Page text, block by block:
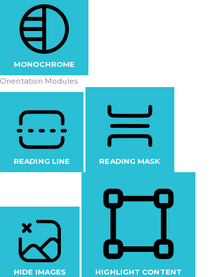
MONOCHROME
Orientation Modules
READING LINE READING MASK
HIDE IMAGES HIGHLIGHT CONTENT